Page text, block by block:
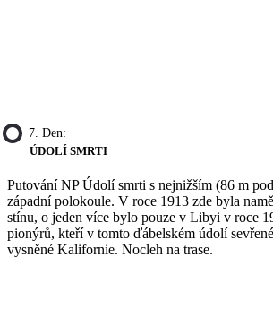
7. Den:
ÚDOLÍ SMRTI
Putování NP Údolí smrti s nejnižším (86 m
západní polokoule. V roce 1913 zde byla
stínu, o jeden více bylo pouze v Libyi v roce
pionýrů, kteří v tomto ďábelském údolí
vysněné Kalifornie. Nocleh na trase.